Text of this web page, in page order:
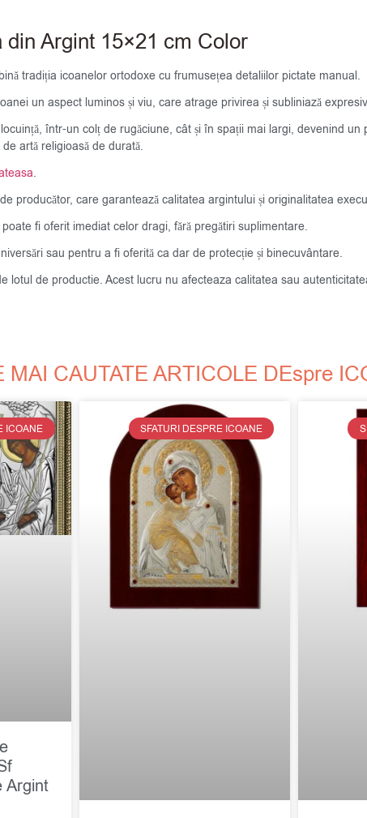
Argint 15×21 cm Color
tradiția icoanelor ortodoxe cu frumusețea detaliilor pictate manual.
un aspect luminos și viu, care atrage privirea și subliniază
într-un colț de rugăciune, cât și în spații mai largi, devenind
artă religioasă de durată.
.
producător, care garantează calitatea argintului și originalitatea
fi oferit imediat celor dragi, fără pregătiri suplimentare.
sau pentru a fi oferită ca dar de protecție și binecuvântare.
lotul de productie. Acest lucru nu afecteaza calitatea sau
MAI CAUTATE ARTICOLE DEspre
ICOANE
Argint
SFATURI DESPRE ICOANE